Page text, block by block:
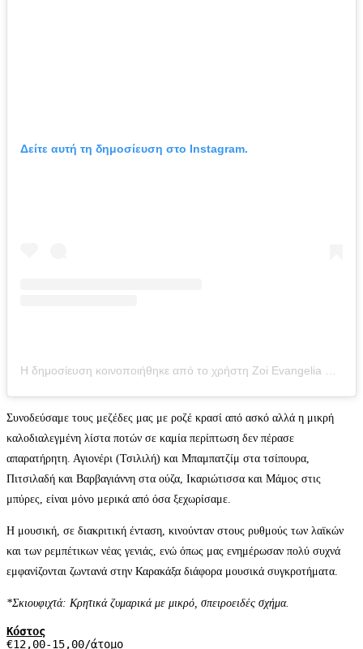
Δείτε αυτή τη δημοσίευση στο Instagram.
Η δημοσίευση κοινοποιήθηκε από το χρήστη Zoi Evangelia Papafotiou (@lifes_aftertaste)
Συνοδεύσαμε τους μεζέδες μας με ροζέ κρασί από ασκό αλλά η μικρή
καλοδιαλεγμένη λίστα ποτών σε καμία περίπτωση δεν πέρασε
απαρατήρητη. Αγιονέρι (Τσιλιλή) και Μπαμπατζίμ στα τσίπουρα,
Πιτσιλαδή και Βαρβαγιάννη στα ούζα, Ικαριώτισσα και Μάμος στις
μπύρες, είναι μόνο μερικά από όσα ξεχωρίσαμε.
Η μουσική, σε διακριτική ένταση, κινούνταν στους ρυθμούς των λαϊκών
και των ρεμπέτικων νέας γενιάς, ενώ όπως μας ενημέρωσαν πολύ συχνά
εμφανίζονται ζωντανά στην Καρακάξα διάφορα μουσικά συγκροτήματα.
*Σκιουφιχτά: Κρητικά ζυμαρικά με μικρό, σπειροειδές σχήμα.
Κόστος